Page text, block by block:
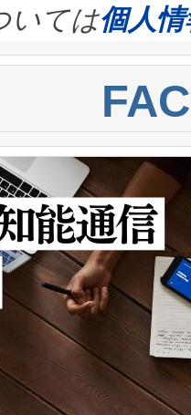
for AI
battery
、ai&のAI
、試運転、
ータを監視
ドでは、
でき、これ
メートルに
のターゲッ
知距離は
ロメート
監視でき、
簡素化でき
FOVオプシ
ード、長
使用するこ
いては個人